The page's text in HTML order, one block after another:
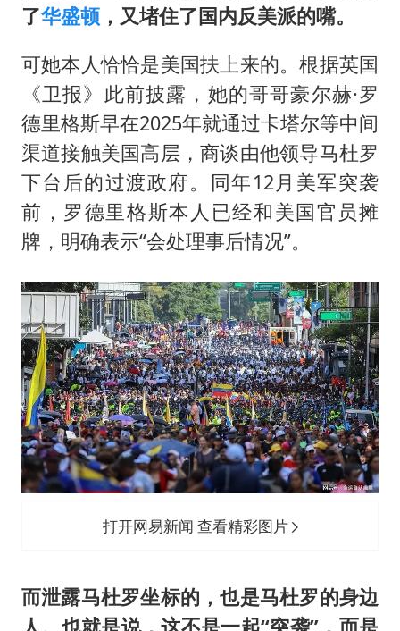
了华盛顿，又堵住了国内反美派的嘴。
可她本人恰恰是美国扶上来的。根据英国
《卫报》此前披露，她的哥哥豪尔赫·罗
德里格斯早在2025年就通过卡塔尔等中间
渠道接触美国高层，商谈由他领导马杜罗
下台后的过渡政府。同年12月美军突袭
前，罗德里格斯本人已经和美国官员摊
牌，明确表示“会处理事后情况”。
打开网易新闻 查看精彩图片
而泄露马杜罗坐标的，也是马杜罗的身边
人。也就是说，这不是一起“突袭”，而是